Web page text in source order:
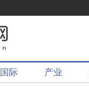
国际 产业